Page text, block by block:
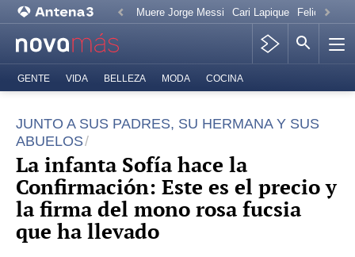
Muere Jorge Messi Cari Lapique Felicitación
GENTE VIDA BELLEZA MODA COCINA
JUNTO A SUS PADRES, SU HERMANA Y SUS
ABUELOS
La infanta Sofía hace la
Confirmación: Este es el precio y
la firma del mono rosa fucsia
que ha llevado